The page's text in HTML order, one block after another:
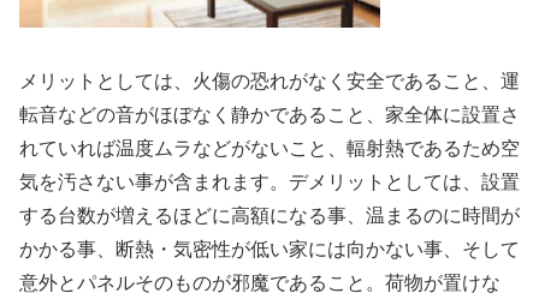
メリットとしては、火傷の恐れがなく安全であること、運
転音などの音がほぼなく静かであること、家全体に設置さ
れていれば温度ムラなどがないこと、輻射熱であるため空
気を汚さない事が含まれます。デメリットとしては、設置
する台数が増えるほどに高額になる事、温まるのに時間が
かかる事、断熱・気密性が低い家には向かない事、そして
意外とパネルそのものが邪魔であること。荷物が置けな